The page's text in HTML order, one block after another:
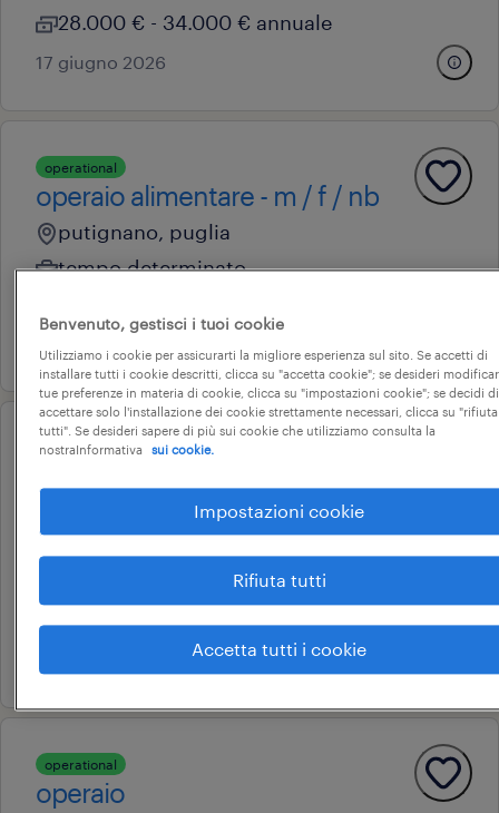
28.000 € - 34.000 € annuale
17 giugno 2026
operational
operaio alimentare - m / f / nb
putignano, puglia
tempo determinato
operational
monopoli-polignano (m/f/nb)
tempo determinato
22.000 € - 28.000 € annuale
operational
operaio
Benvenuto, gestisci i tuoi cookie
Utilizziamo i cookie per assicurarti la migliore esperienza sul sito. Se accetti di
installare tutti i cookie descritti, clicca su "accetta cookie"; se desideri
tue preferenze in materia di cookie, clicca su "impostazioni cookie"; se decidi di
accettare solo l'installazione dei cookie strettamente necessari, clicca su "rifiuta
tutti". Se desideri sapere di più sui cookie che utilizziamo consulta la
nostraInformativa
sui cookie.
Impostazioni cookie
Rifiuta tutti
Accetta tutti i cookie